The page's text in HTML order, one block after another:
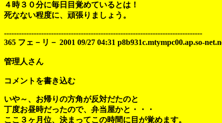
４時３０分に毎日目覚めているとは！
死なない程度に、頑張りましょう。
--------------------------------------------------------------------------------
365 フェ－リ－ 2001 09/27 04:31 p8b931c.mtympc00.ap.so-
管理人さん
コメントを書き込む
いや～、お帰りの方角が反対だたのと
丁度お昼時だったので、弁当屋かと・・・
ここ３ヶ月位、決まってこの時間に目が覚めます。